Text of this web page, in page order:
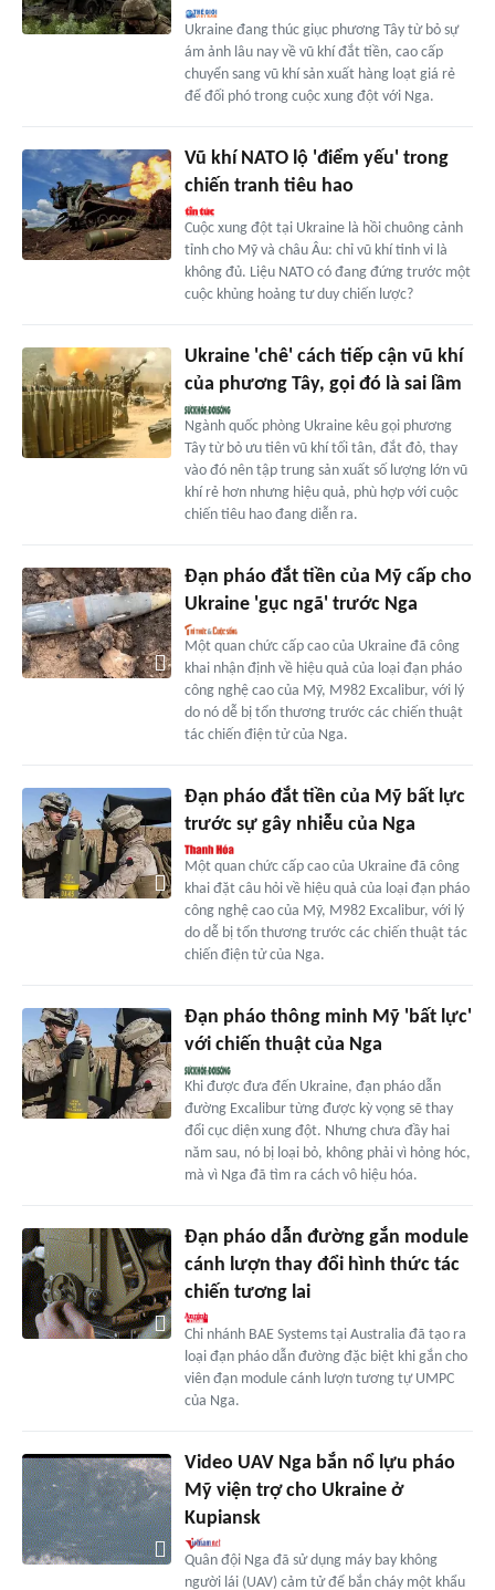
Ukraine đang thúc giục phương Tây từ bỏ sự
ám ảnh lâu nay về vũ khí đắt tiền, cao cấp
chuyển sang vũ khí sản xuất hàng loạt giá rẻ
để đối phó trong cuộc xung đột với Nga.
Vũ khí NATO lộ 'điểm yếu' trong
chiến tranh tiêu hao
Cuộc xung đột tại Ukraine là hồi chuông cảnh
tỉnh cho Mỹ và châu Âu: chỉ vũ khí tinh vi là
không đủ. Liệu NATO có đang đứng trước một
cuộc khủng hoảng tư duy chiến lược?
Ukraine 'chê' cách tiếp cận vũ khí
của phương Tây, gọi đó là sai lầm
Ngành quốc phòng Ukraine kêu gọi phương
Tây từ bỏ ưu tiên vũ khí tối tân, đắt đỏ, thay
vào đó nên tập trung sản xuất số lượng lớn vũ
khí rẻ hơn nhưng hiệu quả, phù hợp với cuộc
chiến tiêu hao đang diễn ra.
Đạn pháo đắt tiền của Mỹ cấp cho
Ukraine 'gục ngã' trước Nga
Một quan chức cấp cao của Ukraine đã công
khai nhận định về hiệu quả của loại đạn pháo
công nghệ cao của Mỹ, M982 Excalibur, với lý
do nó dễ bị tổn thương trước các chiến thuật
tác chiến điện tử của Nga.
Đạn pháo đắt tiền của Mỹ bất lực
trước sự gây nhiễu của Nga
Một quan chức cấp cao của Ukraine đã công
khai đặt câu hỏi về hiệu quả của loại đạn pháo
công nghệ cao của Mỹ, M982 Excalibur, với lý
do dễ bị tổn thương trước các chiến thuật tác
chiến điện tử của Nga.
Đạn pháo thông minh Mỹ 'bất lực'
với chiến thuật của Nga
Khi được đưa đến Ukraine, đạn pháo dẫn
đường Excalibur từng được kỳ vọng sẽ thay
đổi cục diện xung đột. Nhưng chưa đầy hai
năm sau, nó bị loại bỏ, không phải vì hỏng hóc,
mà vì Nga đã tìm ra cách vô hiệu hóa.
Đạn pháo dẫn đường gắn module
cánh lượn thay đổi hình thức tác
chiến tương lai
Chi nhánh BAE Systems tại Australia đã tạo ra
loại đạn pháo dẫn đường đặc biệt khi gắn cho
viên đạn module cánh lượn tương tự UMPC
của Nga.
Video UAV Nga bắn nổ lựu pháo
Mỹ viện trợ cho Ukraine ở
Kupiansk
Quân đội Nga đã sử dụng máy bay không
người lái (UAV) cảm tử để bắn cháy một khẩu